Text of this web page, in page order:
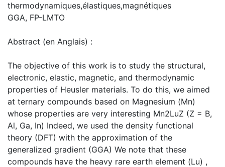
thermodynamiques,élastiques,magnétiques
GGA, FP-LMTO
Abstract (en Anglais) :
The objective of this work is to study the structural,
electronic, elastic, magnetic, and thermodynamic
properties of Heusler materials. To do this, we aimed
at ternary compounds based on Magnesium (Mn)
whose properties are very interesting Mn2LuZ (Z = B,
Al, Ga, In) Indeed, we used the density functional
theory (DFT) with the approximation of the
generalized gradient (GGA) We note that these
compounds have the heavy rare earth element (Lu) ,